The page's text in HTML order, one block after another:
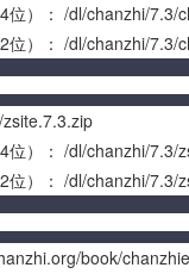
）： /dl/chanzhi/7.3/
）： /dl/chanzhi/7.3/
）： /dl/chanzhi/7.3/
）： /dl/chanzhi/7.3/
book/